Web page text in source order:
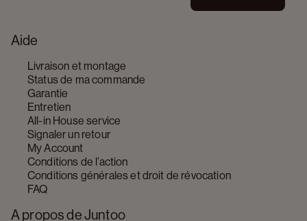
Aide
Livraison et montage
Status de ma commande
Garantie
Entretien
All-in House service
Signaler un retour
My Account
Conditions de l’action
Conditions générales et droit de révocation
FAQ
A propos de Juntoo